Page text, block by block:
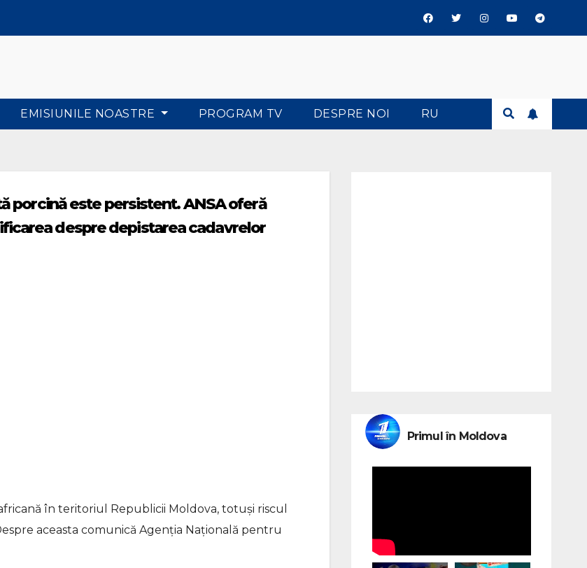
EMISIUNILE NOASTRE PROGRAM TV DESPRE NOI RU
porcină este persistent. ANSA oferă
despre depistarea cadavrelor
în teritoriul Republicii Moldova, totuși riscul
aceasta comunică Agenția Națională pentru
Primul în Moldova